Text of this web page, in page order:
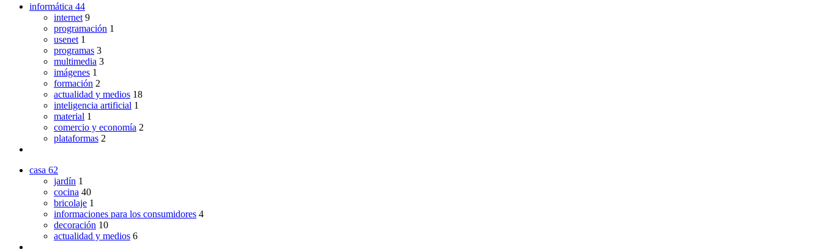
informática 44
internet 9
programación 1
usenet 1
programas 3
multimedia 3
imágenes 1
formación 2
actualidad y medios 18
inteligencia artificial 1
material 1
comercio y economía 2
plataformas 2
casa 62
jardín 1
cocina 40
bricolaje 1
informaciones para los consumidores 4
decoración 10
actualidad y medios 6